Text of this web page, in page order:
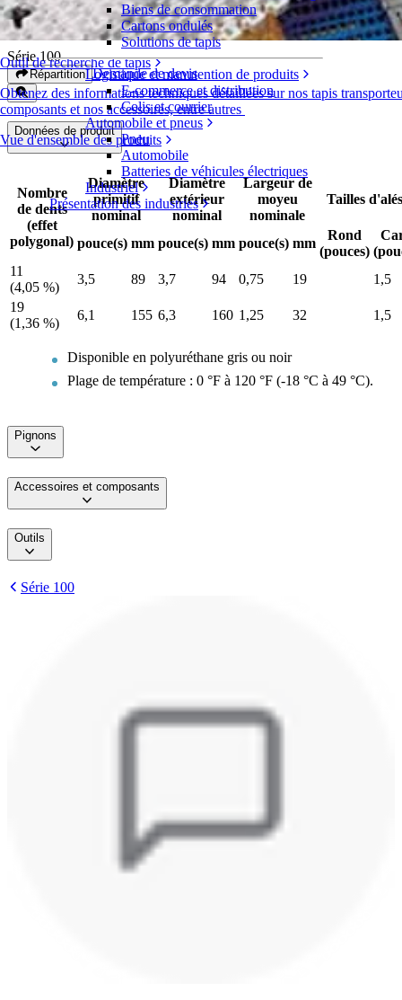
Outil de recherche de tapis
Obtenez des informations techniques détaillées sur nos tapis
composants et nos accessoires, entre autres
Vue d'ensemble des produits
Biens de consommation
Cartons ondulés
Solutions de tapis
Logistique et manutention de produits
E-commerce et distribution
Colis et courrier
Automobile et pneus
Pneu
Automobile
Batteries de véhicules électriques
Industriel
Présentation des industries
Pignon moulé en polyuréthane
Série 100
Répartition Demande de devis
Données de produit
Nombre
de dents
(effet
polygonal)
Diamètre
primitif
nominal
Diamètre
extérieur
nominal
Largeur de
moyeu
nominale
Tailles
pouce(s) mm pouce(s) mm pouce(s) mm
Rond
(pouces)
11
(4,05 %)
3,5 89 3,7 94 0,75 19
1,5
19
(1,36 %)
6,1 155 6,3 160 1,25 32 1,5
Disponible en polyuréthane gris ou noir
Plage de température : 0 °F à 120 °F (-18 °C à 49 °C).
Pignons
Accessoires et composants
Outils
Série 100